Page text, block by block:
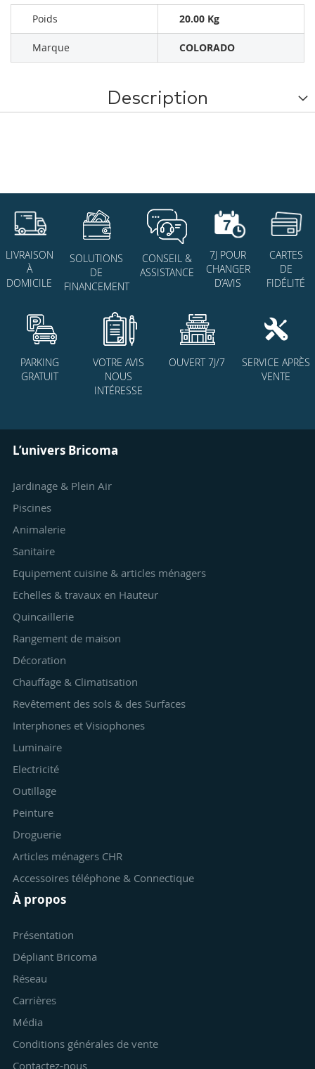
Poids 20.00 Kg
Marque COLORADO
Description
LIVRAISON
À
DOMICILE
SOLUTIONS
DE
FINANCEMENT
CONSEIL &
ASSISTANCE
7J POUR
CHANGER
D’AVIS
CARTES
DE
FIDÉLITÉ
PARKING
GRATUIT
VOTRE AVIS
NOUS
INTÉRESSE
OUVERT 7J/7
SERVICE APRÈS
VENTE
L’univers Bricoma
Jardinage & Plein Air
Piscines
Animalerie
Sanitaire
Equipement cuisine & articles ménagers
Echelles & travaux en Hauteur
Quincaillerie
Rangement de maison
Décoration
Chauffage & Climatisation
Revêtement des sols & des Surfaces
Interphones et Visiophones
Luminaire
Electricité
Outillage
Peinture
Droguerie
Articles ménagers CHR
Accessoires téléphone & Connectique
À propos
Présentation
Dépliant Bricoma
Réseau
Carrières
Média
Conditions générales de vente
Contactez-nous